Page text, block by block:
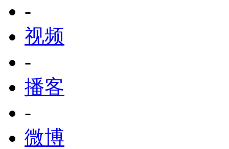
-
视频
-
播客
-
微博